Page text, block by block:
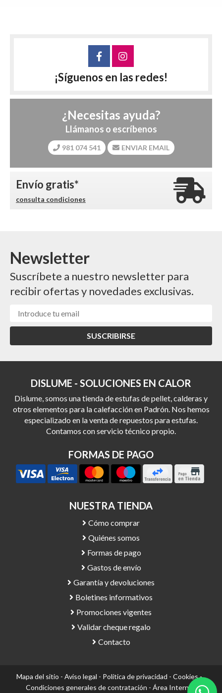
¡Síguenos en las redes!
¿Necesitas ayuda?
Llámanos o escríbenos
981 074 541 ENVIAR EMAIL
Envío gratis*
consulta condiciones
Newsletter
Suscríbete a nuestro newsletter para
recibir ofertas y novedades exclusivas.
SUSCRIBIRSE
DISLUME - SOLUCIONES EN CALOR
Dislume, somos una tienda de estufas de pellet, calderas y
otros elementos para la calefacción en Padrón. Nos hemos
especializado en la venta de repuestos para estufas.
Contamos con servicio técnico propio.
FORMAS DE PAGO
NUESTRA TIENDA
Cómo comprar
Quiénes somos
Formas de pago
Gastos de envío
Garantía y devoluciones
Boletines informativos
Promociones vigentes
Validar cheque regalo
Contacto
Mapa del sitio - Aviso legal - Política de privacidad - Cookies-
Condiciones generales de contratación - Área Interna